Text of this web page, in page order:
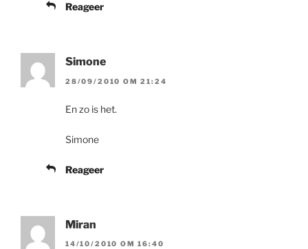
Reageer
Simone
28/09/2010 OM 21:24
En zo is het.
Simone
Reageer
Miran
14/10/2010 OM 16:40